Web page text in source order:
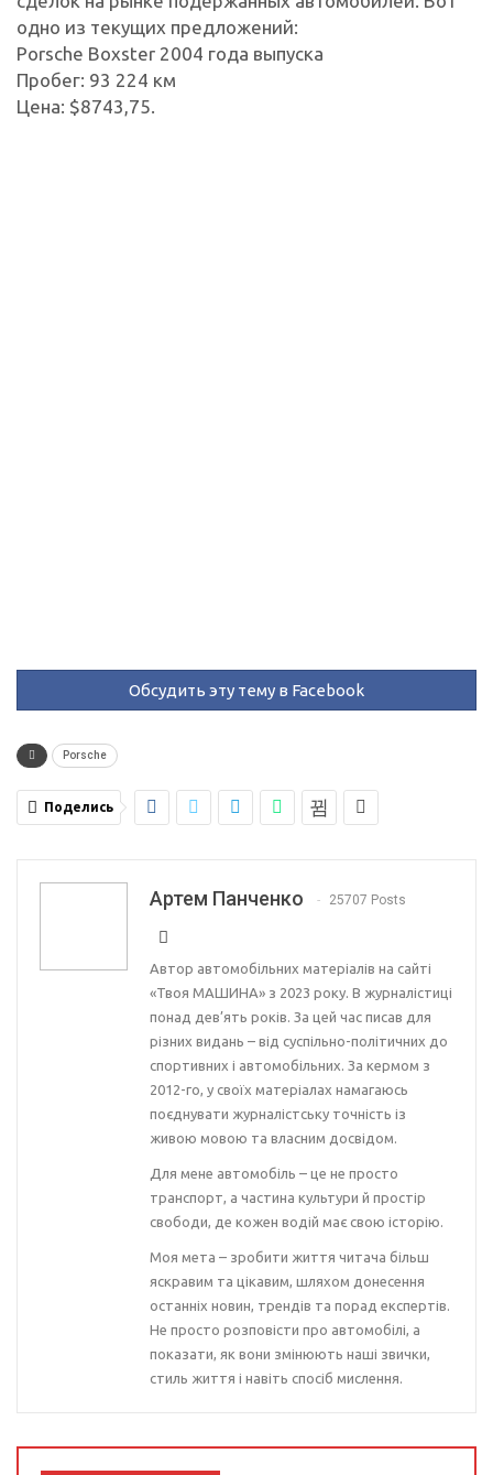
одно из текущих предложений:
Porsche Boxster 2004 года выпуска
Пробег: 93 224 км
Цена: $8743,75.
Обсудить эту тему в Facebook
Porsche
Поделись
Артем Панченко 25707 Posts
Автор автомобільних матеріалів на сайті
«Твоя МАШИНА» з 2023 року. В журналістиці
понад дев’ять років. За цей час писав для
різних видань – від суспільно-політичних до
спортивних і автомобільних. За кермом з
2012-го, у своїх матеріалах намагаюсь
поєднувати журналістську точність із
живою мовою та власним досвідом.
Для мене автомобіль – це не просто
транспорт, а частина культури й простір
свободи, де кожен водій має свою історію.
Моя мета – зробити життя читача більш
яскравим та цікавим, шляхом донесення
останніх новин, трендів та порад експертів.
Не просто розповісти про автомобілі, а
показати, як вони змінюють наші звички,
стиль життя і навіть спосіб мислення.